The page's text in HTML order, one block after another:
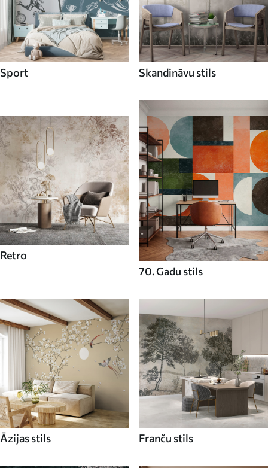
Sport Skandināvu stils
Retro
70. Gadu stils
Āzijas stils Franču stils